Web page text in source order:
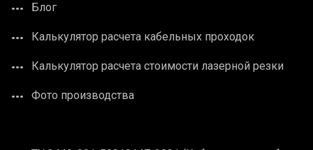
Блог
Калькулятор расчета кабельных проходок
Калькулятор расчета стоимости лазерной резки
Фото производства